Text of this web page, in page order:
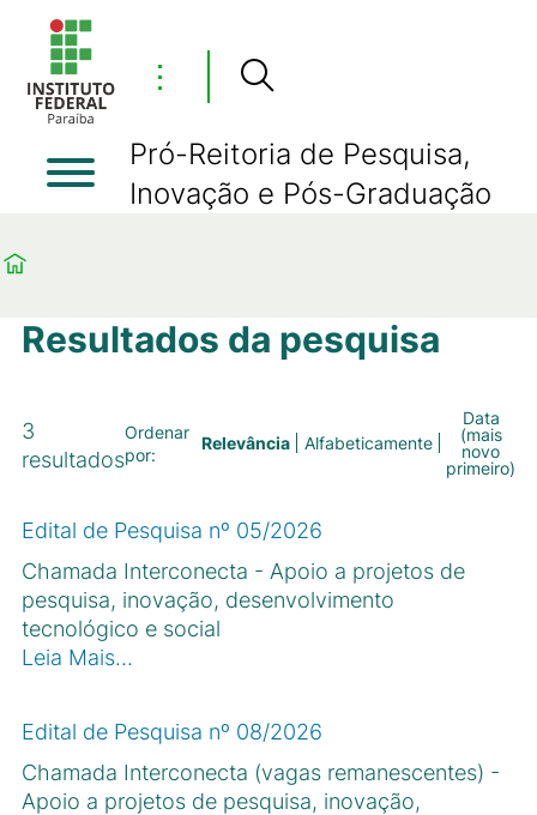
⋮
Pró-Reitoria de Pesquisa,
Inovação e Pós-Graduação
Resultados da pesquisa
3
resultados
Ordenar
por:
Relevância Alfabeticamente
Data
(mais
novo
primeiro)
Edital de Pesquisa nº 05/2026
Chamada Interconecta - Apoio a projetos de
pesquisa, inovação, desenvolvimento
tecnológico e social
Leia Mais…
Edital de Pesquisa nº 08/2026
Chamada Interconecta (vagas remanescentes) -
Apoio a projetos de pesquisa, inovação,